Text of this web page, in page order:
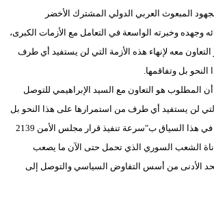
المبعوث العربي الدولي المشترك الأخضر
وجهده وخبرته الواسعة في التعامل مع الأزمات الكبرى،
معه لإنهاء هذه الأزمة التي لن يستفيد أي طرف
بل وتفاقمها.
المطلوب هو التعاون مع السيد الإبراهيمي للتوصل
التي لن يستفيد أي طرف من استمرارها على هذا النحو بل
وتفاقمها"، حيث طالب في هذا السياق ب"سرعة تنفيذ قرار مجلس الأمن 2139
الشعب السوري الذي تحمل حتى الآن ما يصعب
الأدنى من أسس التفاوض السياسي والتوصل إلى